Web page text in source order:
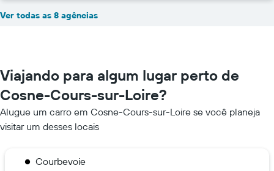
Ver todas as 8 agências
Viajando para algum lugar perto de
Cosne-Cours-sur-Loire?
Alugue um carro em Cosne-Cours-sur-Loire se você planeja
visitar um desses locais
Courbevoie